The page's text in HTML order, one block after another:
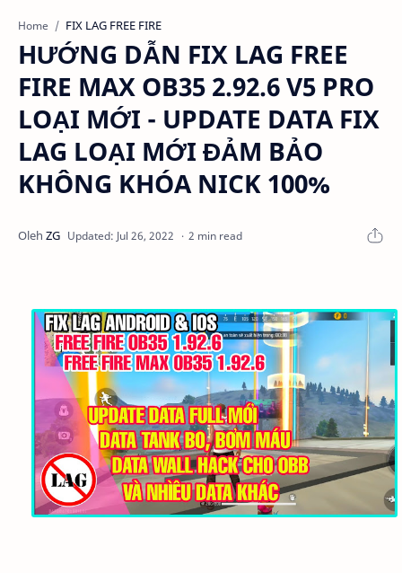
Home FIX LAG FREE FIRE
HƯỚNG DẪN FIX LAG FREE
FIRE MAX OB35 2.92.6 V5 PRO
LOẠI MỚI - UPDATE DATA FIX
LAG LOẠI MỚI ĐẢM BẢO
KHÔNG KHÓA NICK 100%
2 min read